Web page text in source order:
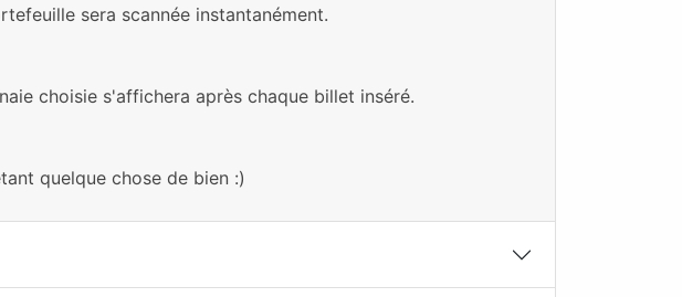
sera scannée instantanément.
choisie s'affichera après chaque billet inséré.
quelque chose de bien :)